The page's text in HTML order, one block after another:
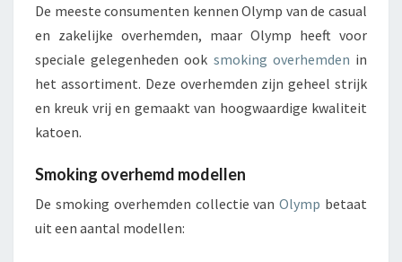
De meeste consumenten kennen Olymp van de casual
en zakelijke overhemden, maar Olymp heeft voor
speciale gelegenheden ook smoking overhemden in
het assortiment. Deze overhemden zijn geheel strijk
en kreuk vrij en gemaakt van hoogwaardige kwaliteit
katoen.
Smoking overhemd modellen
De smoking overhemden collectie vanOlymp betaat
uit een aantal modellen: